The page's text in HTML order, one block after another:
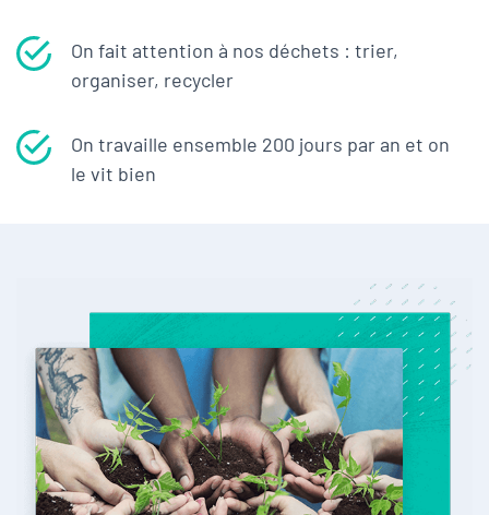
On fait attention à nos déchets : trier,
organiser, recycler
On travaille ensemble 200 jours par an et on
le vit bien